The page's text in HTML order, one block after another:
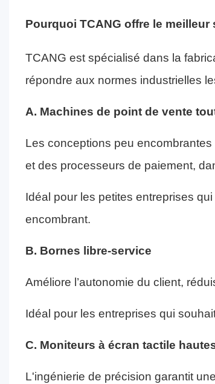
Pourquoi TCANG offre le
TCANG est spécialisé dans la
répondre aux normes industrielles
A. Machines de point de vente
Les conceptions peu
et des processeurs de paiement,
Idéal pour les petites entreprises
encombrant.
B. Bornes libre-service
Améliore l’autonomie du client,
Idéal pour les entreprises qui
C. Moniteurs à écran tactile
L'ingénierie de précision garantit